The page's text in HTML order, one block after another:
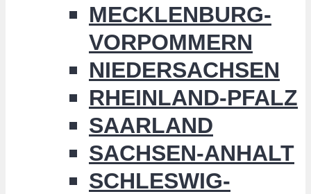
MECKLENBURG-
VORPOMMERN
NIEDERSACHSEN
RHEINLAND-PFALZ
SAARLAND
SACHSEN-ANHALT
SCHLESWIG-